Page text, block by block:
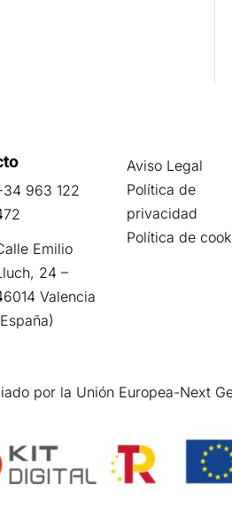
963 122
Emilio
24 –
Valencia
Aviso Legal
Política de
privacidad
Política de
por la Unión Europea-Next